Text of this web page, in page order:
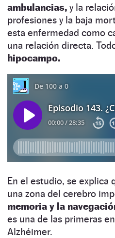
ambulancias, y la
profesiones y la baja
esta enfermedad como
una relación directa.
hipocampo.
En el estudio, se explica
una zona del cerebro
memoria y la
es una de las primeras
Alzhéimer.